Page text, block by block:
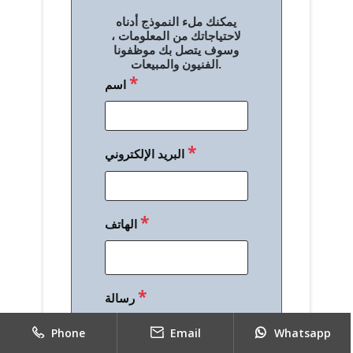
يمكنك ملء النموذج أدناه
لاحتياجاتك من المعلومات ،
وسوف يتصل بك موظفونا
الفنيون والمبيعات.
اسم*
البريد الإلكتروني*
الهاتف*
رسالة*
Phone Email Whatsapp